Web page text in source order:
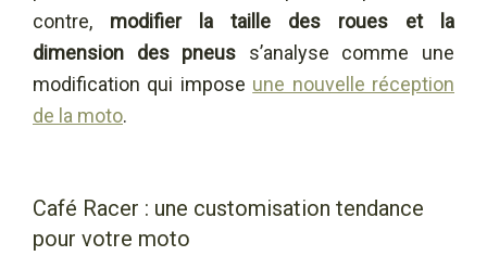
contre, modifier la taille des roues et la
dimension des pneus s’analyse comme une
modification qui impose une nouvelle réception
de la moto.
Café Racer : une customisation tendance
pour votre moto